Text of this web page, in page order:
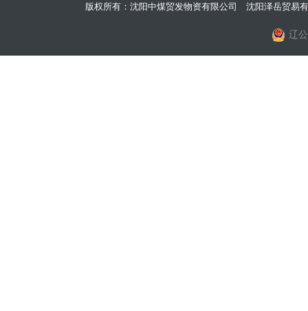
版权所有：沈阳中煤贸发物资有限公司 沈阳泽岳贸
辽